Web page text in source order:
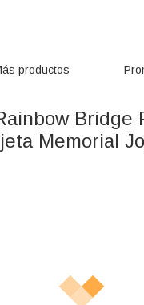
productos
Bridge
Memorial